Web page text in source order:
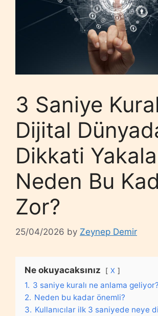
3 Saniye
Dijital
Dikkati
Neden Bu
Zor?
25/04/2026 by Zeynep Demir
Ne okuyacaksınız X
1. 3 saniye kuralı ne anlama geliyor?
2. Neden bu kadar önemli?
3. Kullanıcılar ilk 3 saniyede neye